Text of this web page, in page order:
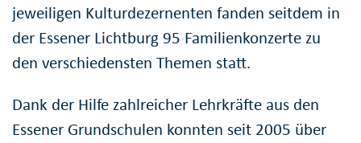
jeweiligen Kulturdezernenten fanden seitdem in
der Essener Lichtburg 95 Familienkonzerte zu
den verschiedensten Themen statt.
Dank der Hilfe zahlreicher Lehrkräfte aus den
Essener Grundschulen konnten seit 2005 über